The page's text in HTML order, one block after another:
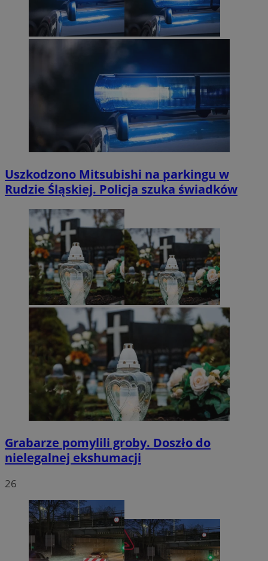
Uszkodzono Mitsubishi na parkingu w
Rudzie Śląskiej. Policja szuka świadków
Grabarze pomylili groby. Doszło do
nielegalnej ekshumacji
26